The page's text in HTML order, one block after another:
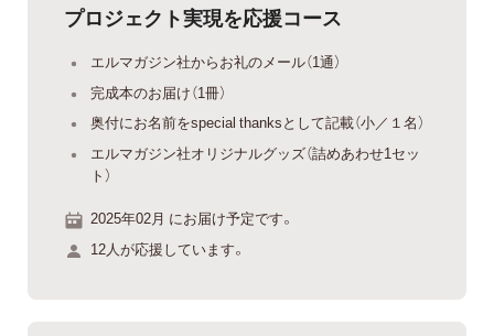
プロジェクト実現を応援コース
エルマガジン社からお礼のメール（1通）
完成本のお届け（1冊）
奥付にお名前をspecial thanksとして記載（小／１名）
エルマガジン社オリジナルグッズ（詰めあわせ1セッ
ト）
2025年02月 にお届け予定です。
12人が応援しています。